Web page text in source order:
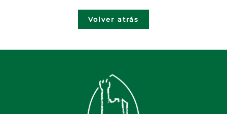
Volver atrás